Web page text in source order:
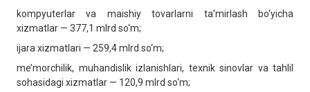
kompyuterlar va maishiy tovarlarni ta’mirlash bo‘yicha
xizmatlar — 377,1 mlrd so‘m;
ijara xizmatlari — 259,4 mlrd so‘m;
me’morchilik, muhandislik izlanishlari, texnik sinovlar va tahlil
sohasidagi xizmatlar — 120,9 mlrd so‘m;